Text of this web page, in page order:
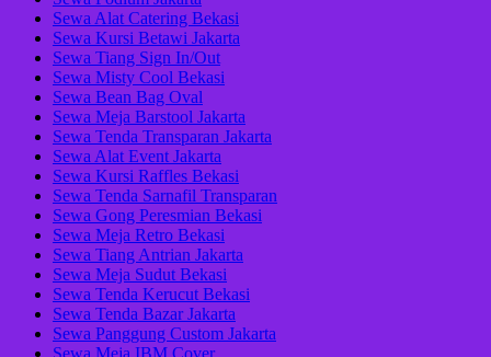
Sewa Alat Catering Bekasi
Sewa Kursi Betawi Jakarta
Sewa Tiang Sign In/Out
Sewa Misty Cool Bekasi
Sewa Bean Bag Oval
Sewa Meja Barstool Jakarta
Sewa Tenda Transparan Jakarta
Sewa Alat Event Jakarta
Sewa Kursi Raffles Bekasi
Sewa Tenda Sarnafil Transparan
Sewa Gong Peresmian Bekasi
Sewa Meja Retro Bekasi
Sewa Tiang Antrian Jakarta
Sewa Meja Sudut Bekasi
Sewa Tenda Kerucut Bekasi
Sewa Tenda Bazar Jakarta
Sewa Panggung Custom Jakarta
Sewa Meja IBM Cover